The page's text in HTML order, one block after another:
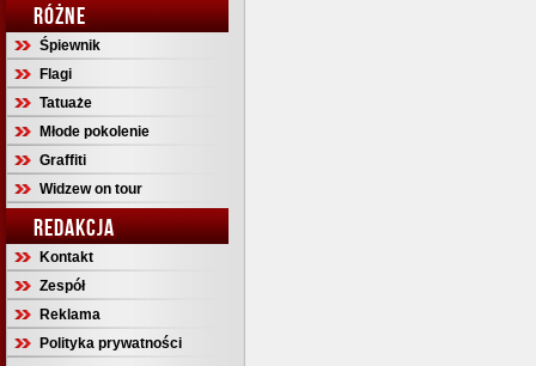
RÓŻNE
Śpiewnik
Flagi
Tatuaże
Młode pokolenie
Graffiti
Widzew on tour
REDAKCJA
Kontakt
Zespół
Reklama
Polityka prywatności